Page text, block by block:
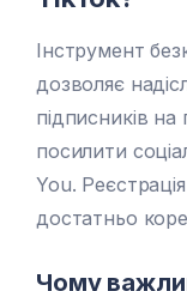
Інструмент
дозволяє
підписників
посилити
You.
достатньо
Чому